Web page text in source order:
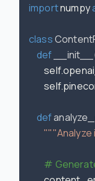
import numpy
class
def
__init__
def
#